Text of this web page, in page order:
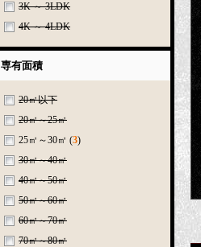
3K ～ 3LDK
4K ～ 4LDK
専有面積
20㎡以下
20㎡～25㎡
25㎡～30㎡ (3)
30㎡～40㎡
40㎡～50㎡
50㎡～60㎡
60㎡～70㎡
70㎡～80㎡